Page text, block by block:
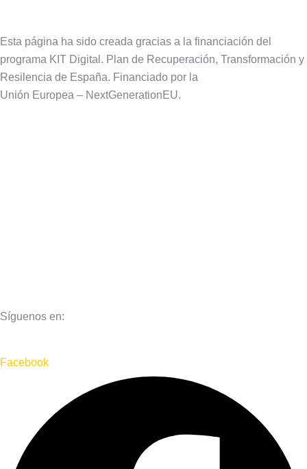
Esta página ha sido creada gracias a la financiación del
programa KIT Digital. Plan de Recuperación, Transformación y
Resilencia de España. Financiado por la
Unión Europea – NextGenerationEU.
Síguenos en:
Facebook